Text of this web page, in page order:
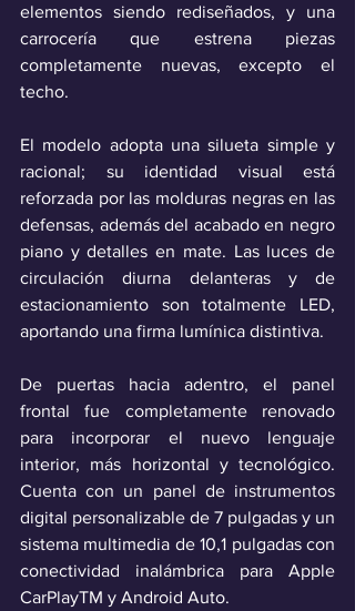
elementos siendo rediseñados, y una
carrocería que estrena piezas
completamente nuevas, excepto el
techo.
El modelo adopta una silueta simple y
racional; su identidad visual está
reforzada por las molduras negras en las
defensas, además del acabado en negro
piano y detalles en mate. Las luces de
circulación diurna delanteras y de
estacionamiento son totalmente LED,
aportando una firma lumínica distintiva.
De puertas hacia adentro, el panel
frontal fue completamente renovado
para incorporar el nuevo lenguaje
interior, más horizontal y tecnológico.
Cuenta con un panel de instrumentos
digital personalizable de 7 pulgadas y un
sistema multimedia de 10,1 pulgadas con
conectividad inalámbrica para Apple
CarPlayTM y Android Auto.